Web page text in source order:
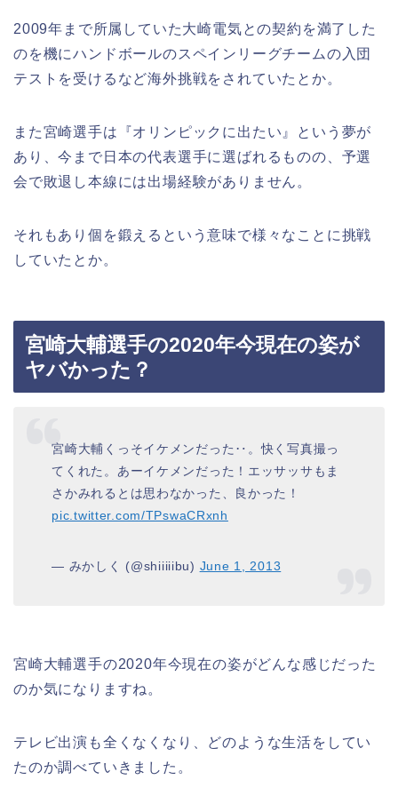
2009年まで所属していた大崎電気との契約を満了した
のを機にハンドボールのスペインリーグチームの入団
テストを受けるなど海外挑戦をされていたとか。
また宮崎選手は『オリンピックに出たい』という夢が
あり、今まで日本の代表選手に選ばれるものの、予選
会で敗退し本線には出場経験がありません。
それもあり個を鍛えるという意味で様々なことに挑戦
していたとか。
宮崎大輔選手の2020年今現在の姿が
ヤバかった？
宮崎大輔くっそイケメンだった‥。快く写真撮っ
てくれた。あーイケメンだった！エッサッサもま
さかみれるとは思わなかった、良かった！
pic.twitter.com/TPswaCRxnh
— みかしく (@shiiiiibu) June 1, 2013
宮崎大輔選手の2020年今現在の姿がどんな感じだった
のか気になりますね。
テレビ出演も全くなくなり、どのような生活をしてい
たのか調べていきました。